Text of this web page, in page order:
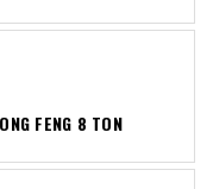
FENG 8 TON